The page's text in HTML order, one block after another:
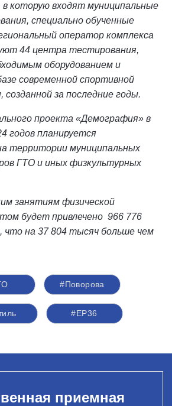
в которую входят муниципальные
специально обученные
оператор комплекса
44 центра тестирования,
оборудованием и
современной спортивной
за последние годы.
проекта «Демография» в
годов планируется
территории муниципальных
ГТО и иных физкультурных
занятиям физической
будет привлечено 966 776
что на 37 804 тысяч больше чем
#Поворова
#ЕР36
приемная